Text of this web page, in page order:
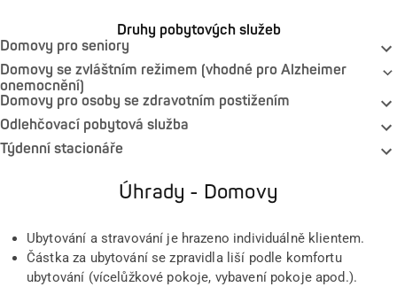
Druhy pobytových služeb
Domovy pro seniory
Domovy se zvláštním režimem (vhodné pro Alzheimer
onemocnění)
Domovy pro osoby se zdravotním postižením
Odlehčovací pobytová služba
Týdenní stacionáře
Úhrady - Domovy
Ubytování a stravování je hrazeno individuálně klientem.
Částka za ubytování se zpravidla liší podle komfortu
ubytování (vícelůžkové pokoje, vybavení pokoje apod.).